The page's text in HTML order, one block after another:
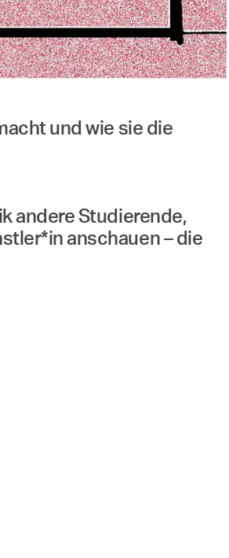
und wie sie die
andere Studierende,
anschauen – die